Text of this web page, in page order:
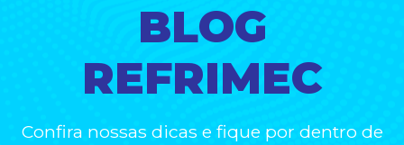
BLOG
REFRIMEC
Confira nossas dicas e fique por dentro de